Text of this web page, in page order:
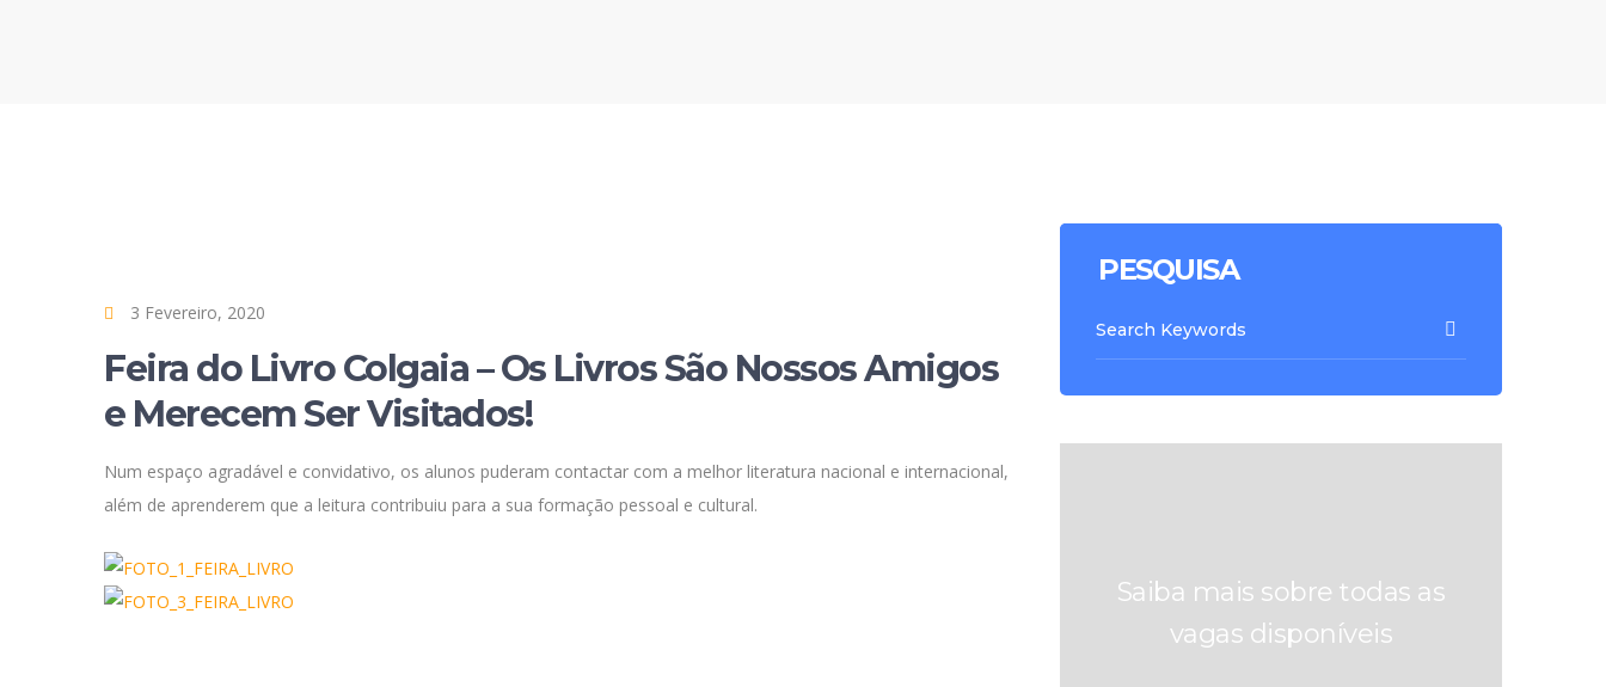
3 Fevereiro, 2020
Feira do Livro Colgaia – Os Livros São Nossos Amigos
e Merecem Ser Visitados!
Num espaço agradável e convidativo, os alunos puderam contactar com a melhor literatura nacional e internacional,
além de aprenderem que a leitura contribuiu para a sua formação pessoal e cultural.
PESQUISA
Saiba mais sobre todas as
vagas disponíveis